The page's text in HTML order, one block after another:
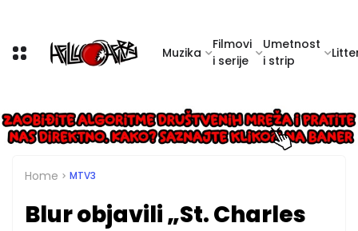
Muzika
Filmovi
i serije
Umetnost
i strip
Home MTV3
Blur objavili „St. Charles